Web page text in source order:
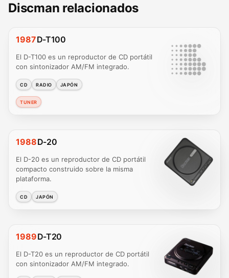
Discman relacionados
1987D-T100
El D-T100 es un reproductor de CD portátil
con sintonizador AM/FM integrado.
CD RADIO JAPÓN
TUNER
1988D-20
El D-20 es un reproductor de CD portátil
compacto construido sobre la misma
plataforma.
CD JAPÓN
1989D-T20
El D-T20 es un reproductor de CD portátil
con sintonizador AM/FM integrado.